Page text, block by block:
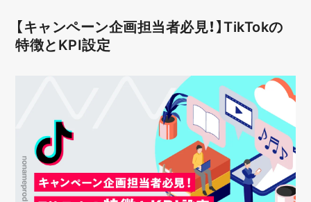
【キャンペーン企画担当者必見！】TikTokの
特徴とKPI設定